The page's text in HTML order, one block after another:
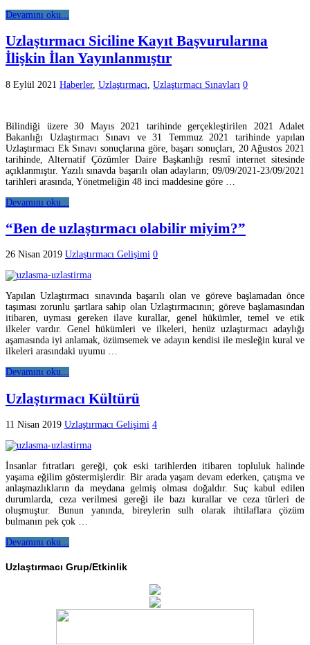
Devamını oku...
Uzlaştırmacı Siciline Kayıt Başvurularına
İlişkin İlan Yayınlanmıştır
8 Eylül 2021 Haberler, Uzlaştırmacı Uzlaştırmacı Sınavları 0
Bilindiği üzere 30 Mayıs 2021 tarihinde gerçekleştirilen 2021 Adalet
Bakanlığı Uzlaştırmacı Sınavı ve 31 Temmuz 2021 tarihinde yapılan
Uzlaştırmacı Ek Sınavı sonuçlarına göre, başarı sonuçları, 20 Ağustos 2021
tarihinde, Alternatif Çözümler Daire Başkanlığı resmî internet sitesinde
açıklanmıştır. Yazılı sınavda başarılı olan adayların; 09/09/2021-23/09/2021
tarihleri arasında, Yönetmeliğin 48 inci maddesine göre …
Devamını oku...
“Ben de uzlaştırmacı olabilir miyim?”
26 Nisan 2019 Uzlaştırmacı Gelişimi 0
Yapılan Uzlaştırmacı sınavında başarılı olan ve göreve başlamadan önce
taşıması zorunlu şartlara sahip olan Uzlaştırmacının; göreve başlamasından
itibaren, uyması gereken ilave kurallar, genel hükümler, temel ve etik
ilkeler vardır. Genel hükümleri ve ilkeleri, henüz uzlaştırmacı adaylığı
aşamasında iyi anlamak, özümsemek ve adayın kendisi ile mesleğin kural ve
ilkeleri arasındaki uyumu …
Devamını oku...
Uzlaştırmacı Kültürü
11 Nisan 2019 Uzlaştırmacı Gelişimi 4
İnsanlar fıtratları gereği, çok eski tarihlerden itibaren topluluk halinde
yaşama eğilim göstermişlerdir. Bir arada yaşam devam ederken, çatışma ve
anlaşmazlıkların da meydana gelmiş olması doğaldır. Suç kabul edilen
durumlarda, ceza verilmesi gereği ile bazı kurallar ve ceza türleri de
oluşmuştur. Bunun yanında, bireylerin sulh olarak ihtilaflara çözüm
bulmanın pek çok …
Devamını oku...
Uzlaştırmacı Grup/Etkinlik